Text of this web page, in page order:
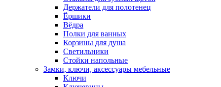
Держатели для полотенец
Ёршики
Вёдра
Полки для ванных
Корзины для душа
Светильники
Стойки напольные
Замки, ключи, аксессуары мебельные
Ключи